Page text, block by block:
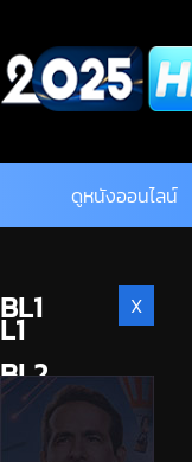
content
ดูหนังออนไลน์
BL1
BL2
X
L1